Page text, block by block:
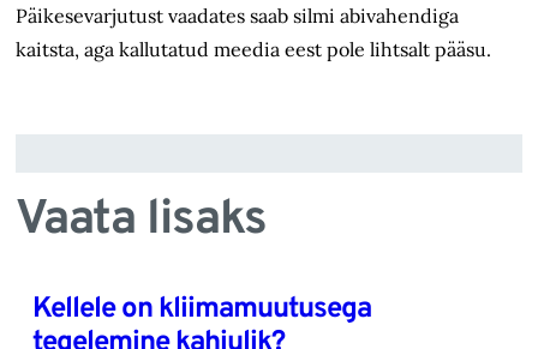
Päikesevarjutust vaadates saab silmi abivahendiga
kaitsta, aga kallutatud meedia eest pole lihtsalt pääsu.
Vaata lisaks
Kellele on kliimamuutusega